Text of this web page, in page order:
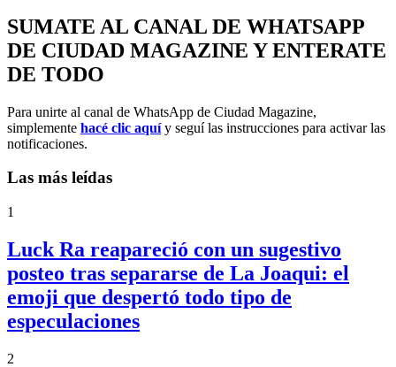
SUMATE AL CANAL DE WHATSAPP
DE CIUDAD MAGAZINE Y ENTERATE
DE TODO
Para unirte al canal de WhatsApp de Ciudad Magazine,
simplemente hacé clic aquíy seguí las instrucciones para activar las
notificaciones.
Las más leídas
1
Luck Ra reapareció con un sugestivo
posteo tras separarse de La Joaqui: el
emoji que despertó todo tipo de
especulaciones
2